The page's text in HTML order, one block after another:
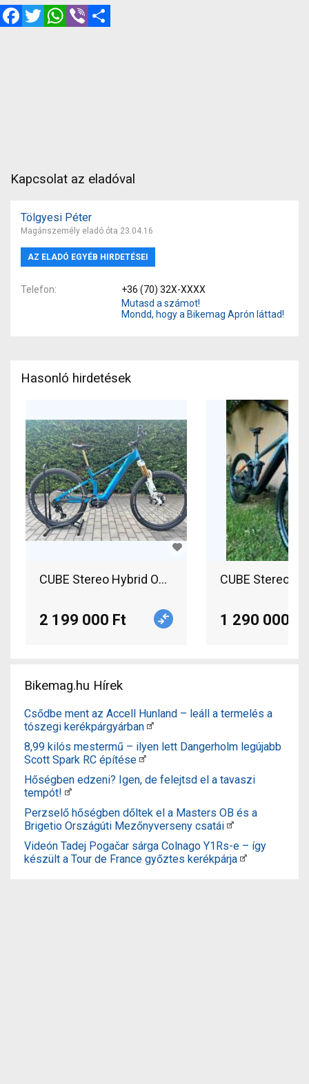
FacebookTwitterWhatsApp
Viber
Kapcsolat az eladóval
Tölgyesi Péter
Magánszemély eladó óta 23.04.16
AZ ELADÓ EGYÉB HIRDETÉSEI
Telefon
+36 (70) 32X-XXXX
Mutasd a számot!
Mondd, hogy a Bikemag Aprón láttad!
Hasonló hirdetések
CUBE Stereo Hybrid ONE44 HPC AT 800
2 199 000 Ft
CUBE Stereo
1 290 000 Ft
Bikemag.hu Hírek
Csődbe ment az Accell Hunland – leáll a termelés a
tószegi kerékpárgyárban
8,99 kilós mestermű – ilyen lett Dangerholm legújabb
Scott Spark RC építése
Hőségben edzeni? Igen, de felejtsd el a tavaszi
tempót!
Perzselő hőségben dőltek el a Masters OB és a
Brigetio Országúti Mezőnyverseny csatái
Videón Tadej Pogačar sárga Colnago Y1Rs-e – így
készült a Tour de France győztes kerékpárja